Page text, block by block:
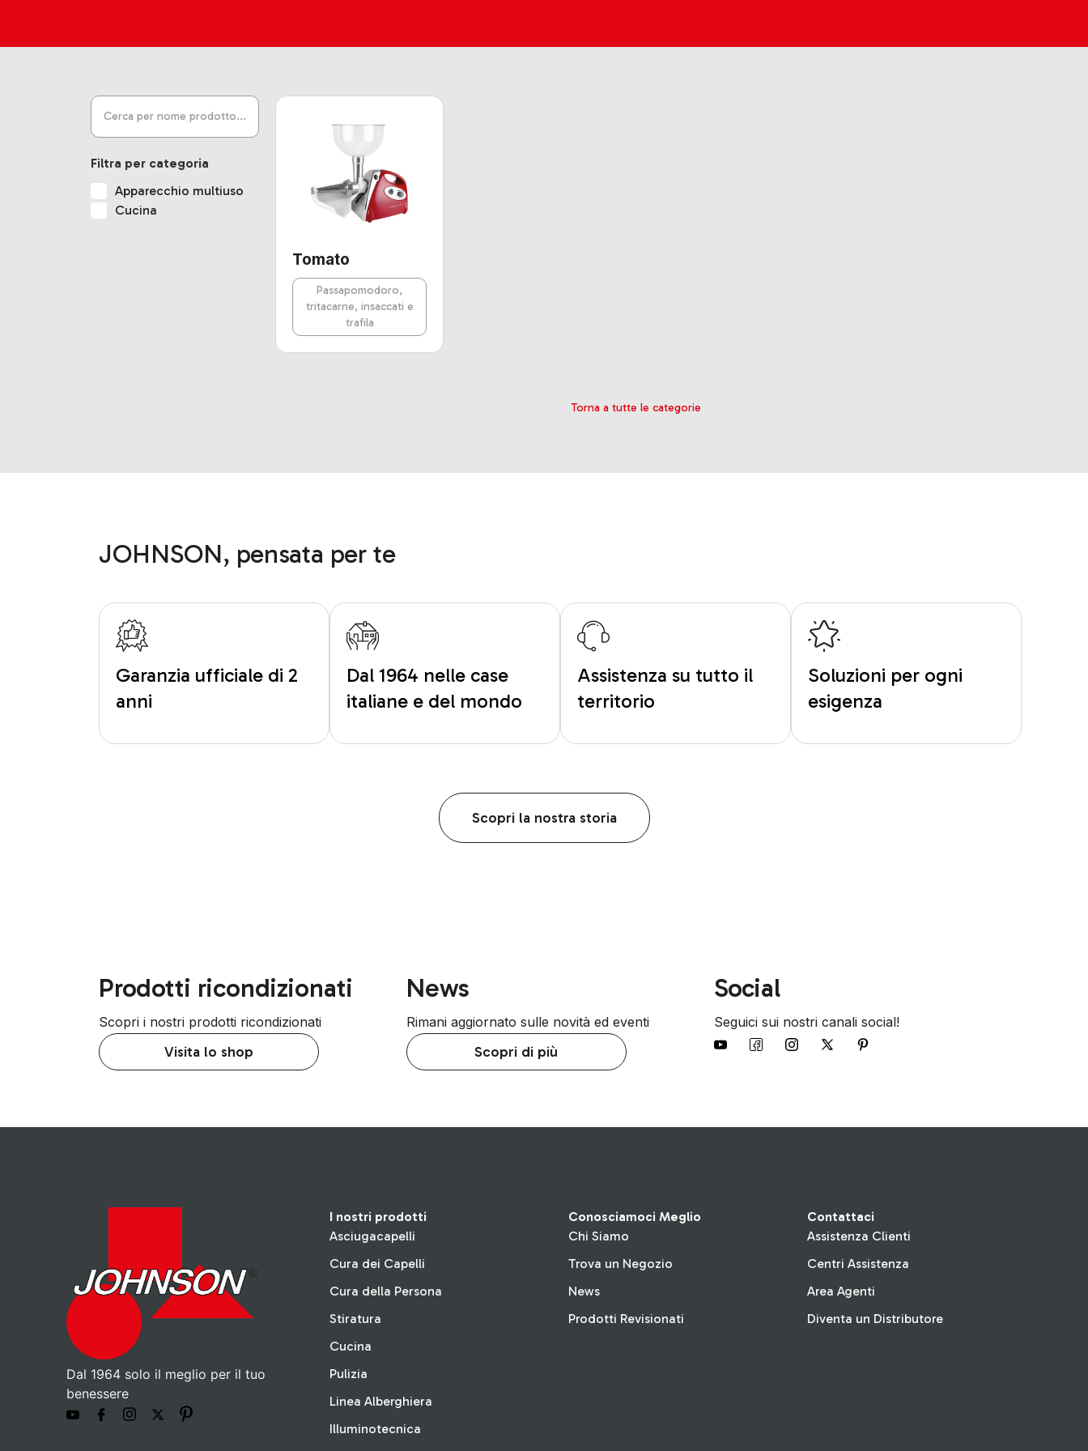
Filtra per categoria
Apparecchio multiuso
Cucina
Tomato
Passapomodoro,
tritacarne, insaccati e
trafila
Torna a tutte le categorie
JOHNSON, pensata per te
Garanzia ufficiale di 2
anni
Dal 1964 nelle case
italiane e del mondo
Assistenza su tutto il
territorio
Soluzioni per ogni
esigenza
Scopri la nostra storia
Prodotti ricondizionati
Scopri i nostri prodotti ricondizionati
Visita lo shop
News
Rimani aggiornato sulle novità ed eventi
Scopri di più
Social
Seguici sui nostri canali social!
Dal 1964 solo il meglio per il tuo
benessere
I nostri prodotti
Asciugacapelli
Cura dei Capelli
Cura della Persona
Stiratura
Cucina
Pulizia
Linea Alberghiera
Illuminotecnica
Conosciamoci Meglio
Chi Siamo
Trova un Negozio
News
Prodotti Revisionati
Contattaci
Assistenza Clienti
Centri Assistenza
Area Agenti
Diventa un Distributore